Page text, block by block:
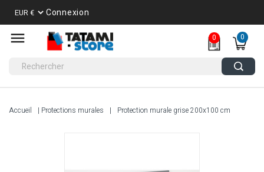
Connexion
0
0
Accueil Protections murales Protection murale grise 200x100 cm